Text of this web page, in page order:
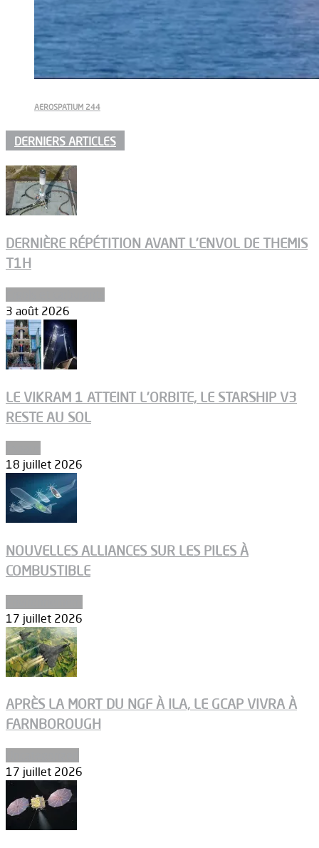
AEROSPATIUM 244
DERNIERS ARTICLES
DERNIÈRE RÉPÉTITION AVANT L’ENVOL DE THEMIS
T1H
3 août 2026
LE VIKRAM 1 ATTEINT L’ORBITE, LE STARSHIP V3
RESTE AU SOL
18 juillet 2026
NOUVELLES ALLIANCES SUR LES PILES À
COMBUSTIBLE
17 juillet 2026
APRÈS LA MORT DU NGF À ILA, LE GCAP VIVRA À
FARNBOROUGH
17 juillet 2026